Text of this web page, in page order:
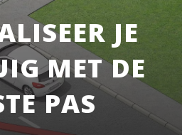
JE
MET DE
PAS